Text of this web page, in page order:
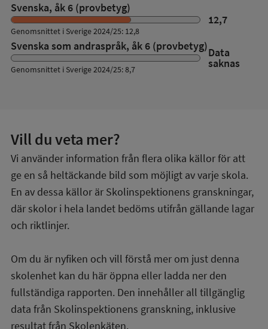
Svenska, åk 6 (provbetyg)
12,7
Genomsnittet i Sverige 2024/25: 12,8
Svenska som andraspråk, åk 6 (provbetyg)Data
saknas
Genomsnittet i Sverige 2024/25: 8,7
Vill du veta mer?
Vi använder information från flera olika källor för att
ge en så heltäckande bild som möjligt av varje skola.
En av dessa källor är Skolinspektionens granskningar,
där skolor i hela landet bedöms utifrån gällande lagar
och riktlinjer.
Om du är nyfiken och vill förstå mer om just denna
skolenhet kan du här öppna eller ladda ner den
fullständiga rapporten. Den innehåller all tillgänglig
data från Skolinspektionens granskning, inklusive
resultat från Skolenkäten.